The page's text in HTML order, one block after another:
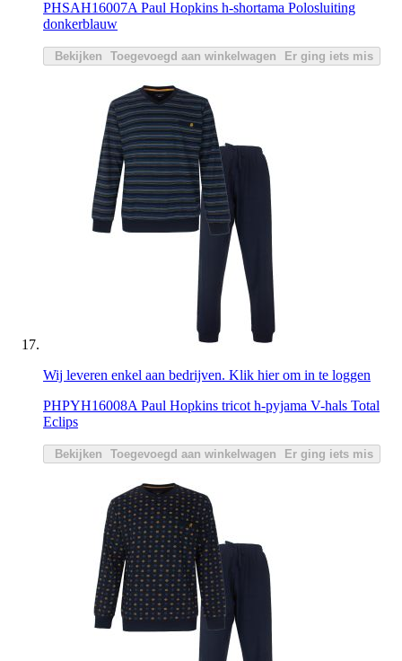
PHSAH16007A Paul Hopkins h-shortama Polosluiting
donkerblauw
Bekijken Toegevoegd aan winkelwagen Er ging iets mis
Wij leveren enkel aan bedrijven. Klik hier om in te loggen
PHPYH16008A Paul Hopkins tricot h-pyjama V-hals Total
Eclips
Bekijken Toegevoegd aan winkelwagen Er ging iets mis